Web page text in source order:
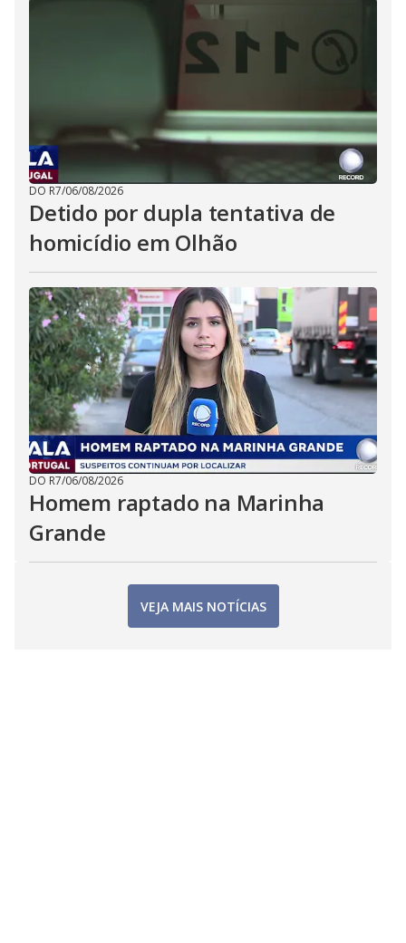
DO R7/06/08/2026
Detido por dupla tentativa de
homicídio em Olhão
DO R7/06/08/2026
Homem raptado na Marinha
Grande
VEJA MAIS NOTÍCIAS